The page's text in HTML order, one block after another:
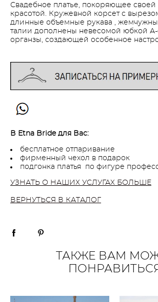
Свадебное платье, покоряющее своей
красотой. Кружевной корсет с
длинные объемные рукава ,
талии дополнены невесомой юбкой А-
органзы, создающей особенное
В Etna Bride для Вас:
бесплатное отпаривание
фирменный чехол в подарок
подгонка платья по фигуре
УЗНАТЬ О НАШИХ УСЛУГАХ БОЛЬШЕ
ВЕРНУТЬСЯ В КАТАЛОГ
ТАКЖЕ ВАМ